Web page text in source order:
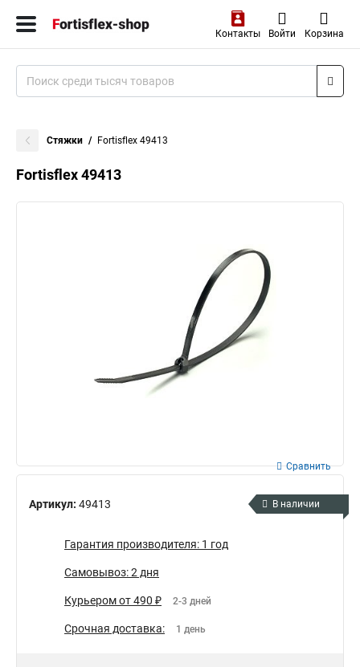
Контакты Войти Корзина
Стяжки Fortisflex 49413
Fortisflex 49413
Артикул: 49413
Сравнить
В наличии
Гарантия производителя: 1 год
Самовывоз: 2 дня
Курьером от 490 ₽ 2-3 дней
Срочная доставка: 1 день